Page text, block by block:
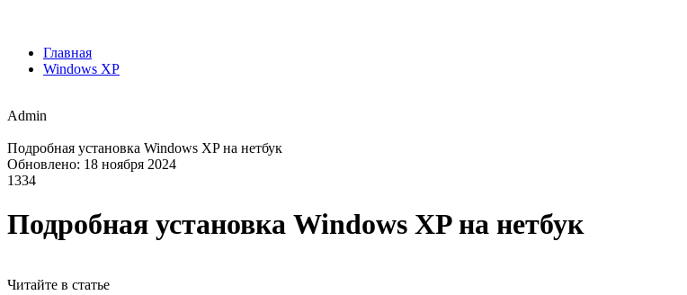
Главная
Windows XP
Admin
Подробная установка Windows XP на нетбук
Обновлено: 18 ноября 2024
1334
Подробная установка Windows XP на нетбук
Читайте в статье